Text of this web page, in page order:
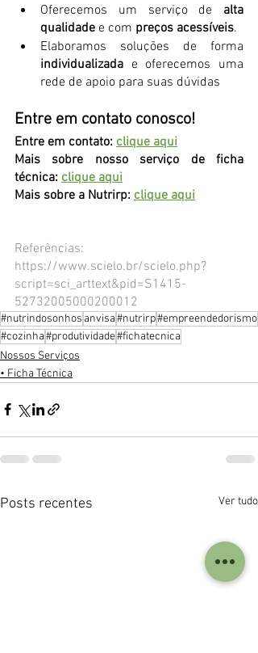
Oferecemos um serviço de alta
qualidade e com preços acessíveis.
individualizada e oferecemos uma
rede de apoio para suas dúvidas
Entre em contato conosco!
Entre em contato: clique aqui
Mais sobre nosso serviço de ficha
técnica: clique aqui
Mais sobre a Nutrirp: clique aqui
Referências:
https://www.scielo.br/scielo.php?
script=sci_arttext&pid=S1415-
52732005000200012
#nutrindosonhos anvisa#nutrirp#empreendedorismo
#cozinha#produtividade#fichatecnica
Nossos Serviços
• Ficha Técnica
Posts recentes Ver tudo